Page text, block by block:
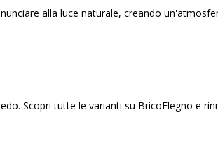
alla luce naturale, creando
Scopri tutte le varianti su BricoElegno e